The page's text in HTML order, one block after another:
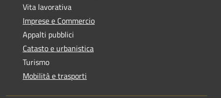
Vita lavorativa
Imprese e Commercio
Appalti pubblici
Catasto e urbanistica
Turismo
Mobilità e trasporti